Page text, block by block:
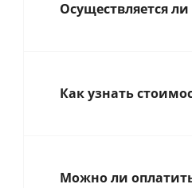
Осуществляется
Как узнать
Можно ли